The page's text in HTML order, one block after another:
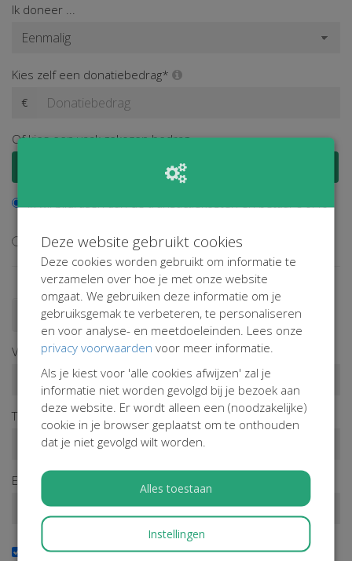
Ik doneer ...
Kies zelf een donatiebedrag*
€
Of kies een vaak gekozen bedrag
Ik wil niet bijdragen aan de transactiekosten
Doneren als persoon Doneren als bedrijf
Voornaam*
Tussenv. Achternaam*
E-mailadres*
Ja, ik wil de nieuwsbrief ontvangen
Deze website gebruikt cookies
Deze cookies worden gebruikt om informatie te
verzamelen over hoe je met onze website
omgaat. We gebruiken deze informatie om je
gebruiksgemak te verbeteren, te personaliseren
en voor analyse- en meetdoeleinden. Lees onze
privacy voorwaarden voor meer informatie.
Als je kiest voor 'alle cookies afwijzen' zal je
informatie niet worden gevolgd bij je bezoek aan
deze website. Er wordt alleen een (noodzakelijke)
cookie in je browser geplaatst om te onthouden
dat je niet gevolgd wilt worden.
Alles toestaan
Instellingen